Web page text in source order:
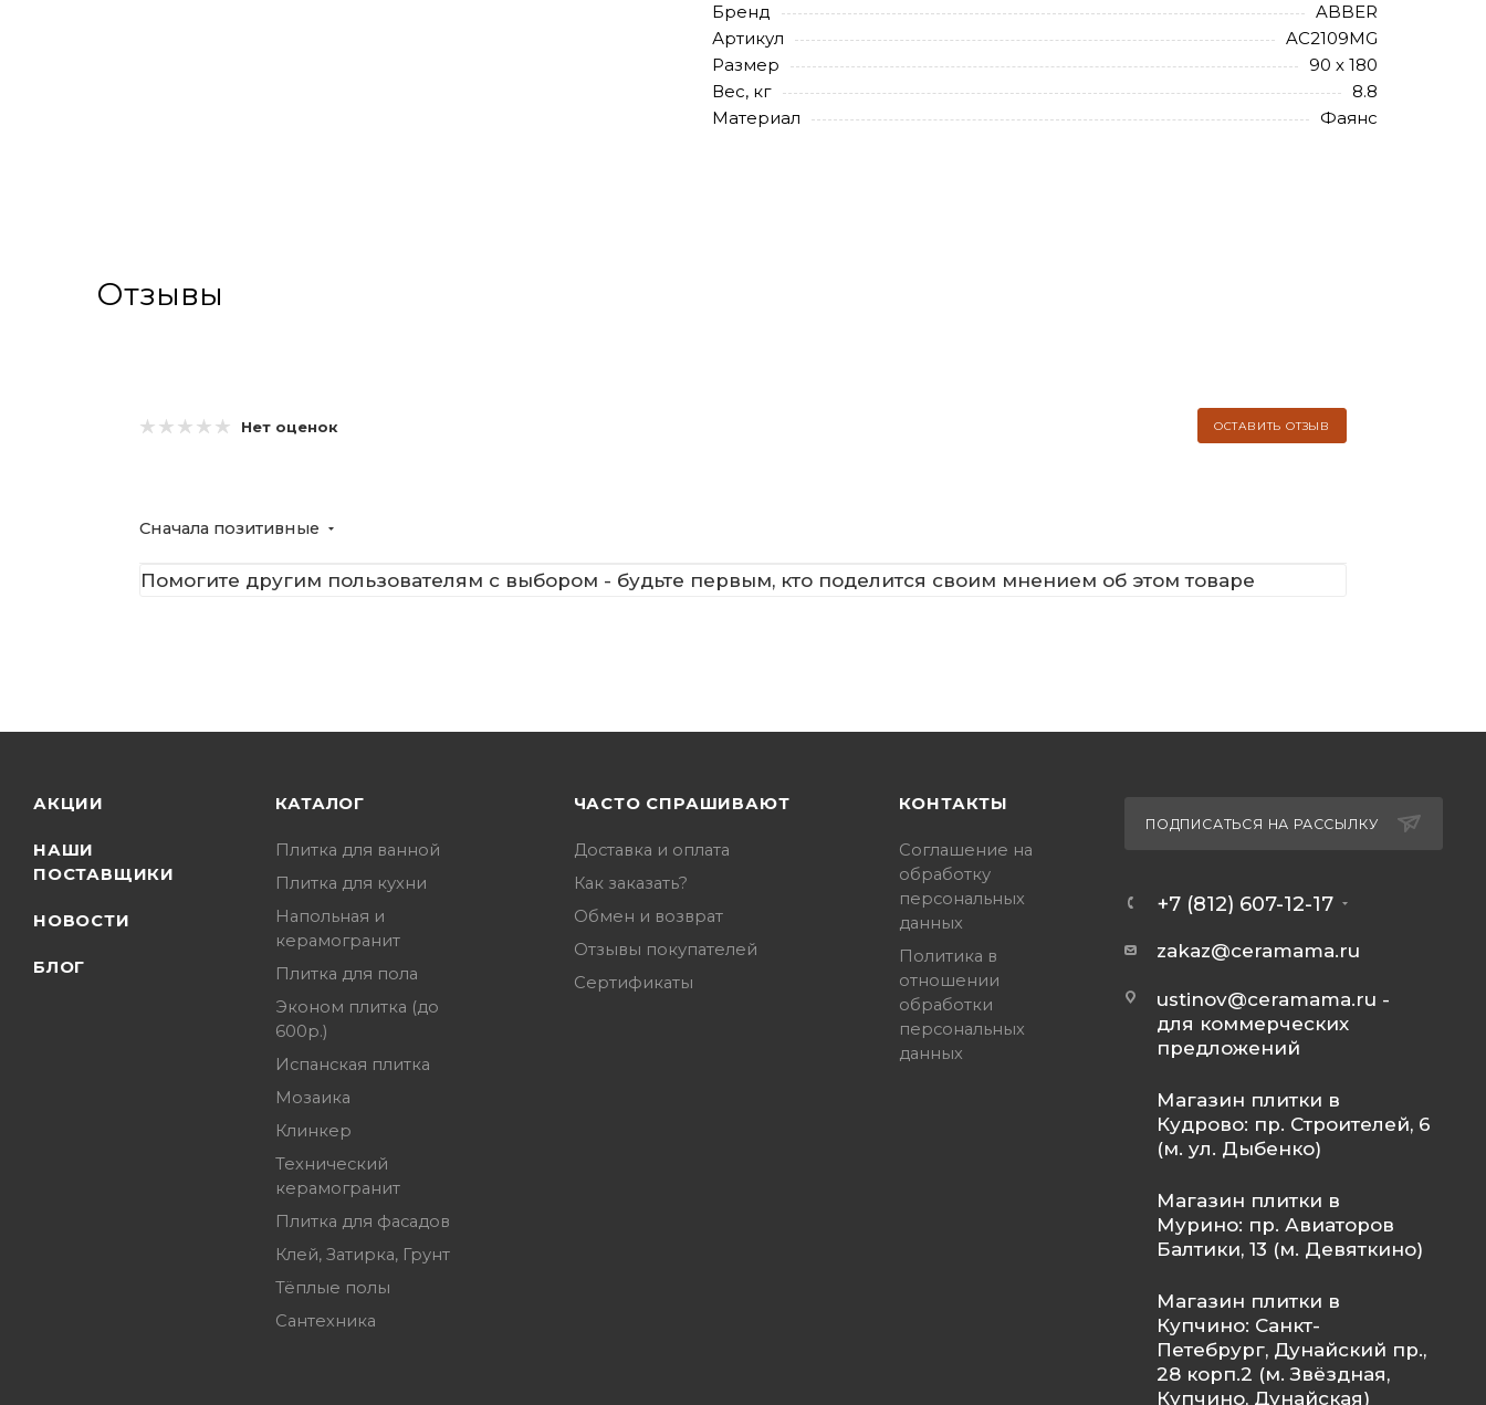
Бренд
ABBER
Артикул
AC2109MG
Размер
90 х 180
Вес, кг
8.8
Материал
Фаянс
Отзывы
Нет оценок ОСТАВИТЬ ОТЗЫВ
Сначала позитивные
Помогите другим пользователям с выбором - будьте первым, кто поделится своим мнением об этом товаре
АКЦИИ
НАШИ
ПОСТАВЩИКИ
НОВОСТИ
БЛОГ
КАТАЛОГ
Плитка для ванной
Плитка для кухни
Напольная и
керамогранит
Плитка для пола
Эконом плитка (до
600р.)
Испанская плитка
Мозаика
Клинкер
Технический
керамогранит
Плитка для фасадов
Клей, Затирка, Грунт
Тёплые полы
Сантехника
ЧАСТО СПРАШИВАЮТ
Доставка и оплата
Как заказать?
Обмен и возврат
Отзывы покупателей
Сертификаты
КОНТАКТЫ
Соглашение на
обработку
персональных
данных
Политика в
отношении
обработки
персональных
данных
ПОДПИСАТЬСЯ НА РАССЫЛКУ
+7 (812) 607-12-17
zakaz@ceramama.ru
ustinov@ceramama.ru -
для коммерческих
предложений
Магазин плитки в
Кудрово: пр. Строителей, 6
(м. ул. Дыбенко)
Магазин плитки в
Мурино: пр. Авиаторов
Балтики, 13 (м. Девяткино)
Магазин плитки в
Купчино: Санкт-
Петебрург, Дунайский пр.,
28 корп.2 (м. Звёздная,
Купчино, Дунайская)